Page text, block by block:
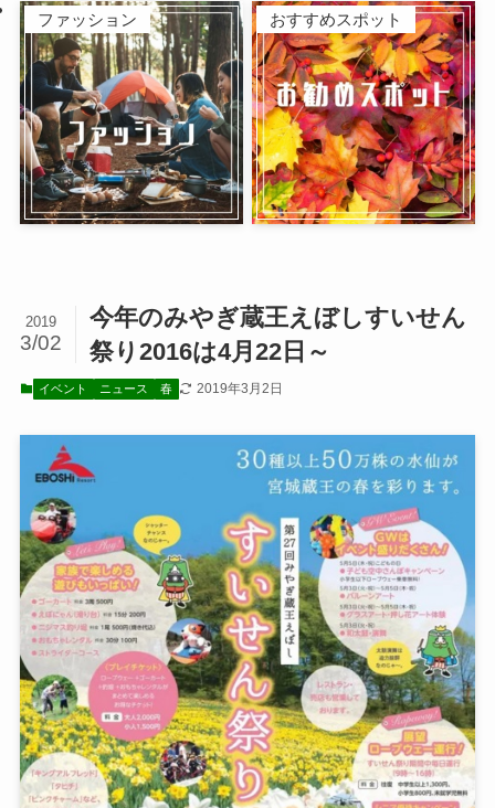
ファッション おすすめスポット
今年のみやぎ蔵王えぼしすいせん
祭り2016は4月22日～
2019
3/02
イベント ニュース 春 2019年3月2日